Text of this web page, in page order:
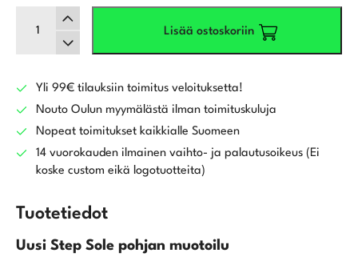
Callaway
Elyte
määrä
Lisää ostoskoriin
Yli 99€ tilauksiin toimitus veloituksetta!
Nouto Oulun myymälästä ilman toimituskuluja
Nopeat toimitukset kaikkialle Suomeen
14 vuorokauden ilmainen vaihto- ja palautusoikeus (Ei
koske custom eikä logotuotteita)
Tuotetiedot
Uusi Step Sole pohjan muotoilu